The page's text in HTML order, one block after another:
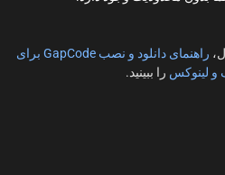
راهنمای دانلود و نصب GapCode برای
و لینوکس را ببینید.